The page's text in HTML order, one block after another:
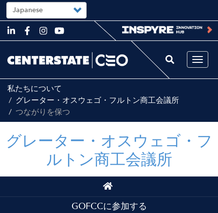
Skip
to
content
Select
your
language
私たちについて
グレーター・オスウェゴ・フルトン商工会議所
つながりを保つ
グレーター・オスウェゴ・フ
ルトン商工会議所
Top
Top
GOFCCに参加する